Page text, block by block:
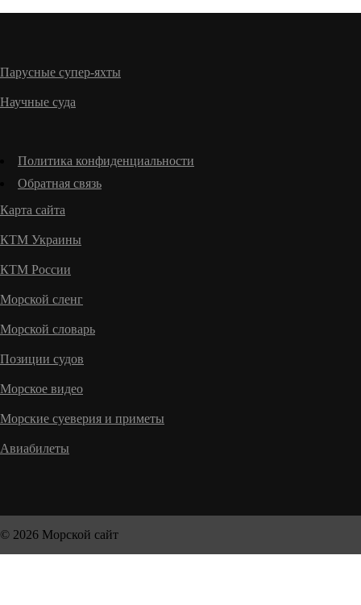
Парусные супер-яхты
Научные суда
Политика конфиденциальности
Обратная связь
Карта сайта
КТМ Украины
КТМ России
Морской сленг
Морской словарь
Позиции судов
Морское видео
Морские суеверия и приметы
Авиабилеты
© 2026 Морской сайт